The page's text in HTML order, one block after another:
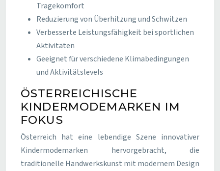
Tragekomfort
Reduzierung von Überhitzung und Schwitzen
Verbesserte Leistungsfähigkeit bei sportlichen
Aktivitäten
Geeignet für verschiedene Klimabedingungen
und Aktivitätslevels
ÖSTERREICHISCHE
KINDERMODEMARKEN IM
FOKUS
Österreich hat eine lebendige Szene innovativer
Kindermodemarken hervorgebracht, die
traditionelle Handwerkskunst mit modernem Design